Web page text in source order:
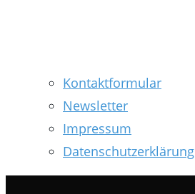
Kontaktformular
Newsletter
Impressum
Datenschutzerklärung